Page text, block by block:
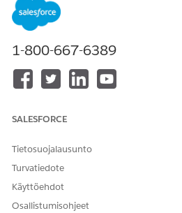
oikeutusehtojen määrittämiseen.
hinnoittelun
Hinnoittelutoimintosi
Managementissa (beta)
Lisää Tarjouskampanjan suoritus
käyttääksesi tarjouksiin liittyviä
Configurator-kulkujen
näyttämiseksi Revenue
Kulut määrittävät, voitko
tarjouksia. Muokkaa kaikkia
1-800-667-6389
SALESFORCE
Tietosuojalausunto
Turvatiedote
Käyttöehdot
Osallistumisohjeet